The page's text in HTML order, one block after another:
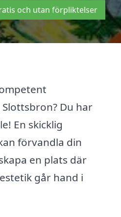
och utan förpliktelser
Du har
En skicklig
förvandla din
en plats där
går hand i